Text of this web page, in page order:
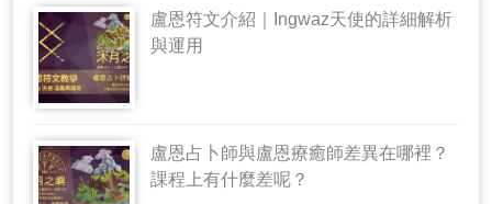
盧恩符文介紹｜Ingwaz天使的詳細解析
與運用
盧恩占卜師與盧恩療癒師差異在哪裡？
課程上有什麼差呢？